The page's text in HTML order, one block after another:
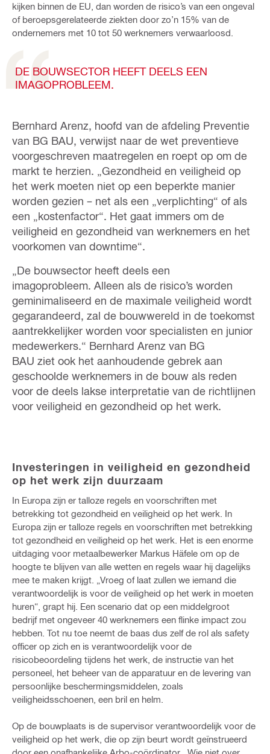
kijken binnen de EU, dan worden de risico’s van een ongeval
of beroepsgerelateerde ziekten door zo’n 15% van de
ondernemers met 10 tot 50 werknemers verwaarloosd.
DE BOUWSECTOR HEEFT DEELS EEN
IMAGOPROBLEEM.
Bernhard Arenz, hoofd van de afdeling Preventie
van BG BAU, verwijst naar de wet preventieve
voorgeschreven maatregelen en roept op om de
markt te herzien. „Gezondheid en veiligheid op
het werk moeten niet op een beperkte manier
worden gezien – net als een „verplichting“ of als
een „kostenfactor“. Het gaat immers om de
veiligheid en gezondheid van werknemers en het
voorkomen van downtime“.
„De bouwsector heeft deels een
imagoprobleem. Alleen als de risico’s worden
geminimaliseerd en de maximale veiligheid wordt
gegarandeerd, zal de bouwwereld in de toekomst
aantrekkelijker worden voor specialisten en junior
medewerkers.“ Bernhard Arenz van BG
BAU ziet ook het aanhoudende gebrek aan
geschoolde werknemers in de bouw als reden
voor de deels lakse interpretatie van de richtlijnen
voor veiligheid en gezondheid op het werk.
Investeringen in veiligheid en gezondheid
op het werk zijn duurzaam
In Europa zijn er talloze regels en voorschriften met
betrekking tot gezondheid en veiligheid op het werk. In
Europa zijn er talloze regels en voorschriften met betrekking
tot gezondheid en veiligheid op het werk. Het is een enorme
uitdaging voor metaalbewerker Markus Häfele om op de
hoogte te blijven van alle wetten en regels waar hij dagelijks
mee te maken krijgt. „Vroeg of laat zullen we iemand die
verantwoordelijk is voor de veiligheid op het werk in moeten
huren“, grapt hij. Een scenario dat op een middelgroot
bedrijf met ongeveer 40 werknemers een flinke impact zou
hebben. Tot nu toe neemt de baas dus zelf de rol als safety
officer op zich en is verantwoordelijk voor de
risicobeoordeling tijdens het werk, de instructie van het
personeel, het beheer van de apparatuur en de levering van
persoonlijke beschermingsmiddelen, zoals
veiligheidsschoenen, een bril en helm.
Op de bouwplaats is de supervisor verantwoordelijk voor de
veiligheid op het werk, die op zijn beurt wordt geïnstrueerd